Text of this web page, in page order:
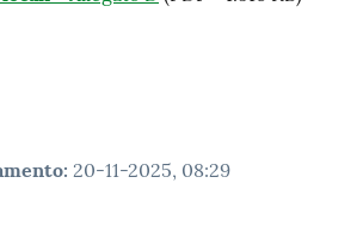
: 20-11-2025, 08:29